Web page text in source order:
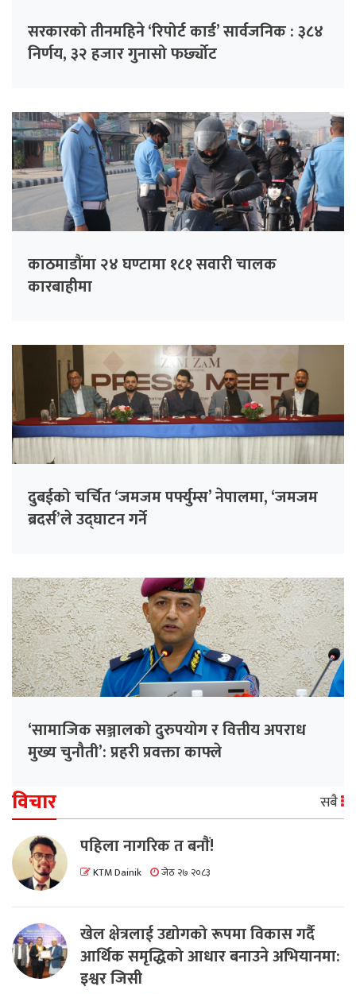
सरकारको तीनमहिने ‘रिपोर्ट कार्ड’ सार्वजनिक : ३८४
निर्णय, ३२ हजार गुनासो फर्छ्योट
काठमाडौंमा २४ घण्टामा १८१ सवारी चालक
कारबाहीमा
दुबईको चर्चित ‘जमजम पर्फ्युम्स’ नेपालमा, ‘जमजम
ब्रदर्स’ले उद्घाटन गर्ने
‘सामाजिक सञ्जालको दुरुपयोग र वित्तीय अपराध
मुख्य चुनौती’: प्रहरी प्रवक्ता काफ्ले
विचार सबै
पहिला नागरिक त बनाैं!
KTM Dainik जेठ २७ २०८३
खेल क्षेत्रलाई उद्योगको रूपमा विकास गर्दै
आर्थिक समृद्धिको आधार बनाउने अभियानमा:
इश्वर जिसी